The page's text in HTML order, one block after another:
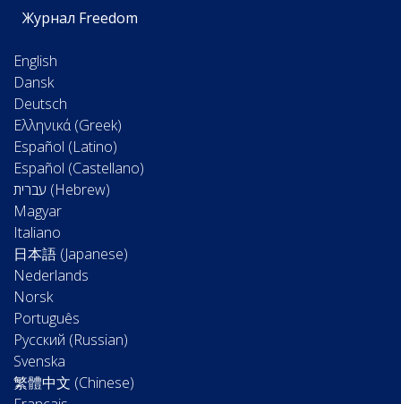
Журнал Freedom
English
Dansk
Deutsch
Ελληνικά (Greek)
Español (Latino)
Español (Castellano)
Magyar
Italiano
日本語 (Japanese)
Nederlands
Norsk
Português
Русский (Russian)
Svenska
繁體中文 (Chinese)